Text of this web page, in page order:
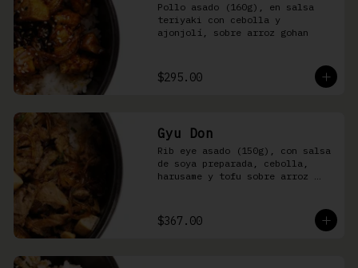
Pollo asado (160g), en salsa
teriyaki con cebolla y
ajonjolí, sobre arroz gohan
$295.00
Gyu Don
Rib eye asado (150g), con salsa
de soya preparada, cebolla,
harusame y tofu sobre arroz
$367.00